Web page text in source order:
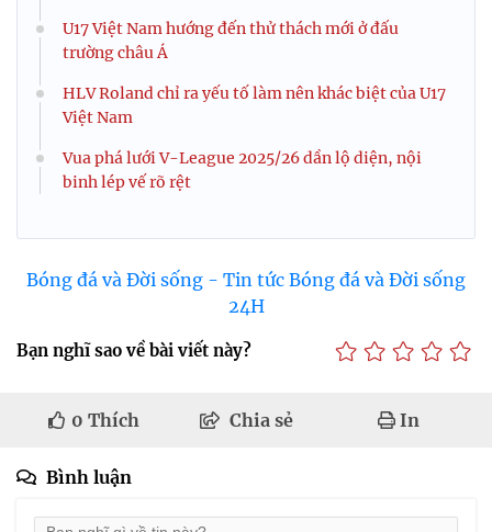
U17 Việt Nam hướng đến thử thách mới ở đấu
trường châu Á
HLV Roland chỉ ra yếu tố làm nên khác biệt của U17
Việt Nam
Vua phá lưới V-League 2025/26 dần lộ diện, nội
binh lép vế rõ rệt
Bóng đá và Đời sống - Tin tức Bóng đá và Đời sống
24H
Bạn nghĩ sao về bài viết này?
0 Thích Chia sẻ In
Bình luận